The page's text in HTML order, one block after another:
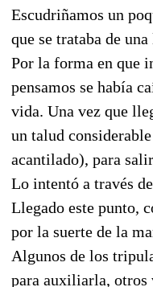
Escudriñamos un
que se trataba de
Por la forma en que
pensamos se había
vida. Una vez que
un talud
acantilado), para
Lo intentó a través
Llegado este punto,
por la suerte de la
Algunos de los
para auxiliarla, otros